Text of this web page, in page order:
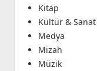
Kitap
Kültür & Sanat
Medya
Mizah
Müzik